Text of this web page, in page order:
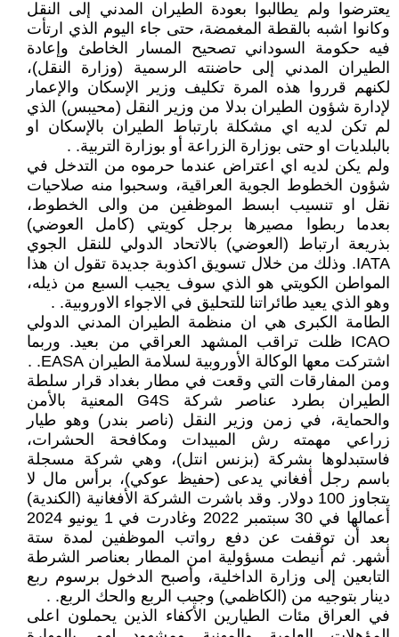
يعترضوا ولم يطالبوا بعودة الطيران المدني إلى النقل
وكانوا اشبه بالقطة المغمضة، حتى جاء اليوم الذي ارتأت
فيه حكومة السوداني تصحيح المسار الخاطئ وإعادة
الطيران المدني إلى حاضنته الرسمية (وزارة النقل)،
لكنهم قرروا هذه المرة تكليف وزير الإسكان والإعمار
لإدارة شؤون الطيران بدلا من وزير النقل (محيبس) الذي
لم تكن لديه اي مشكلة بارتباط الطيران بالإسكان او
بالبلديات او حتى بوزارة الزراعة أو بوزارة التربية. .
ولم يكن لديه اي اعتراض عندما حرموه من التدخل في
شؤون الخطوط الجوية العراقية، وسحبوا منه صلاحيات
نقل او تنسيب ابسط الموظفين من والى الخطوط،
بعدما ربطوا مصيرها برجل كويتي (كامل العوضي)
بذريعة ارتباط (العوضي) بالاتحاد الدولي للنقل الجوي
IATA. وذلك من خلال تسويق اكذوبة جديدة تقول ان هذا
المواطن الكويتي هو الذي سوف يجيب السبع من ذيله،
وهو الذي يعيد طائراتنا للتحليق في الاجواء الاوروبية. .
الطامة الكبرى هي ان منظمة الطيران المدني الدولي
ICAO ظلت تراقب المشهد العراقي من بعيد. وربما
اشتركت معها الوكالة الأوروبية لسلامة الطيران EASA. .
ومن المفارقات التي وقعت في مطار بغداد قرار سلطة
الطيران بطرد عناصر شركة G4S المعنية بالأمن
والحماية، في زمن وزير النقل (ناصر بندر) وهو طيار
زراعي مهمته رش المبيدات ومكافحة الحشرات،
فاستبدلوها بشركة (بزنس انتل)، وهي شركة مسجلة
باسم رجل أفغاني يدعى (حفيظ عوكي)، برأس مال لا
يتجاوز 100 دولار. وقد باشرت الشركة الأفغانية (الكندية)
أعمالها في 30 سبتمبر 2022 وغادرت في 1 يونيو 2024
بعد أن توقفت عن دفع رواتب الموظفين لمدة ستة
أشهر. ثم أنيطت مسؤولية امن المطار بعناصر الشرطة
التابعين إلى وزارة الداخلية، وأصبح الدخول برسوم ربع
دينار بتوجيه من (الكاظمي) وجيب الربع والحك الربع. .
في العراق مئات الطيارين الأكفاء الذين يحملون اعلى